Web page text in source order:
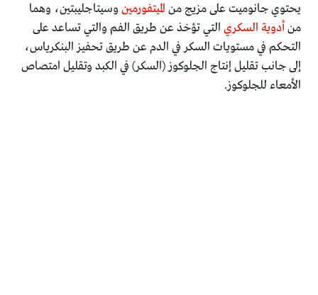
يحتوي جانوميت على مزيج من الميتفورمين وسيتاجليبتين، وهما
من أدوية السكري التي تؤخذ عن طريق الفم والتي تساعد على
التحكم في مستويات السكر في الدم عن طريق تحفيز البنكرياس،
إلى جانب تقليل إنتاج الجلوكوز (السكر) في الكبد وتقليل امتصاص
الأمعاء للجلوكوز.